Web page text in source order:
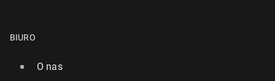
BIURO
O nas